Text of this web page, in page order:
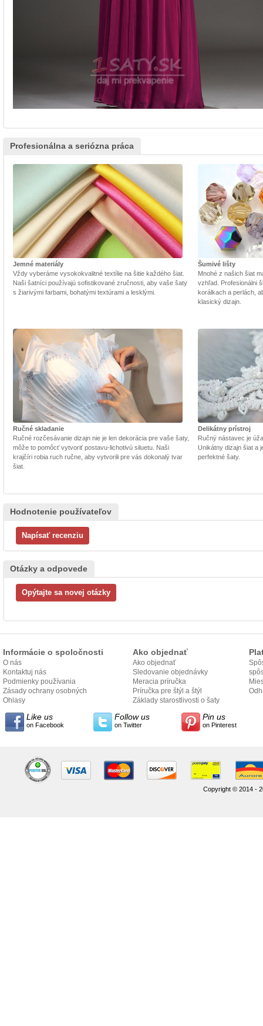
Profesionálna a seriózna práca
Jemné materiály
Vždy vyberáme vysokokvalitné textílie na šitie každého šiat.
Naši šatníci používajú sofistikované zručnosti, aby vaše šaty
s žiarivými farbami, bohatými textúrami a lesklými.
Šumivé lišty
Mnohé z našich šiat
vzhľad. Profesionálni
korálkach a perlách,
klasický dizajn.
Ručné skladanie
Ručné rozčesávanie dizajn nie je len dekorácia pre vaše šaty,
môže to pomôcť vytvoriť postavu-lichotivú siluetu. Naši
krajčíri robia ruch ručne, aby vytvorili pre vás dokonalý tvar
šiat.
Delikátny prístroj
Ručný nástavec je
Unikátny dizajn šiat a
perfektné šaty.
Hodnotenie používateľov
Otázky a odpovede
Informácie o spoločnosti
O nás
Kontaktuj nás
Podmienky používania
Zásady ochrany osobných
údajov
Ohlasy
Ako objednať
Ako objednať
Sledovanie objednávky
Meracia príručka
Príručka pre štýl a štýl
Základy starostlivosti o šaty
Like us
on Facebook
Follow us
on Twitter
Pin us
on Pinterest
Copyright © 2014 -